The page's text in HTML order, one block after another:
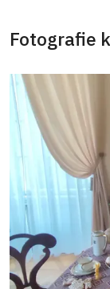
Fotografie